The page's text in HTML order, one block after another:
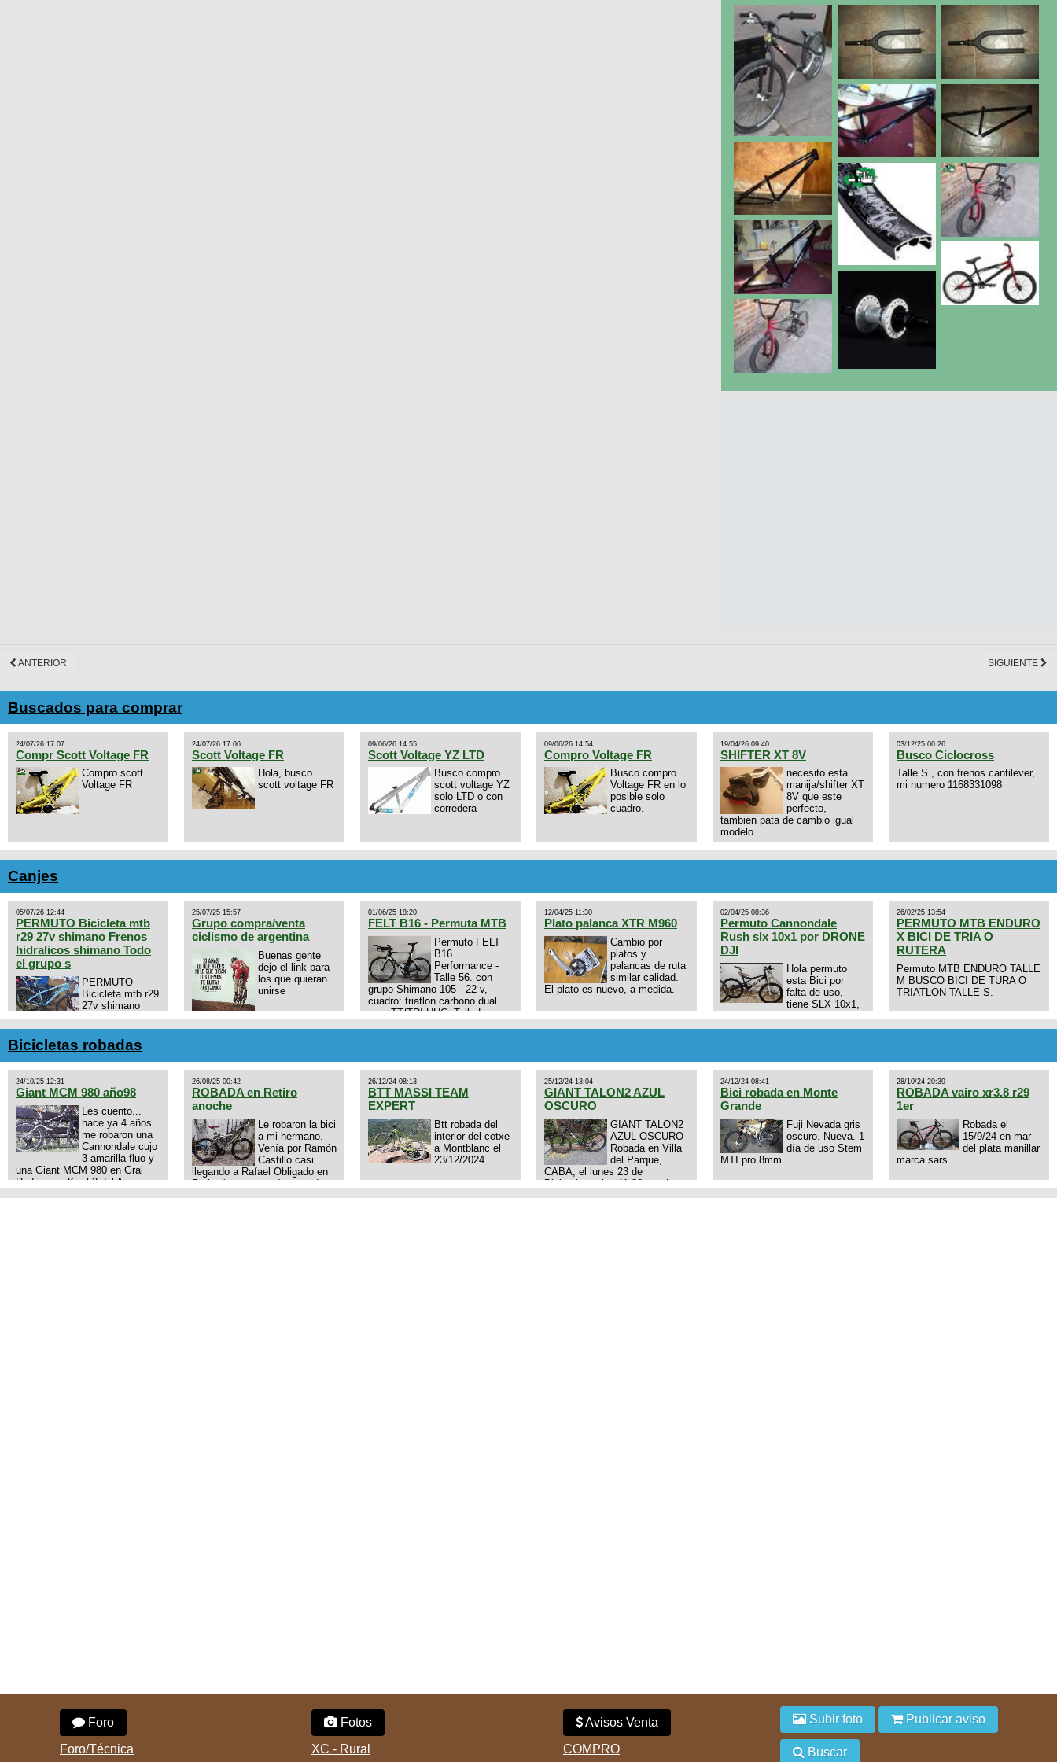
ANTERIOR SIGUIENTE
Buscados para comprar
24/07/26 17:07
Compr Scott Voltage FR
Compro scott
Voltage FR
24/07/26 17:06
Scott Voltage FR
Hola, busco
scott voltage FR
09/06/26 14:55
Scott Voltage YZ LTD
Busco compro
scott voltage YZ
solo LTD o con
corredera
09/06/26 14:54
Compro Voltage FR
Busco compro
Voltage FR en lo
posible solo
cuadro.
19/04/26 09:40
SHIFTER XT 8V
necesito esta
manija/shifter XT
8V que este
perfecto,
tambien pata de cambio igual
modelo
03/12/25 00:26
Busco Ciclocross
Talle S , con frenos cantilever,
mi numero 1168331098
Canjes
05/07/26 12:44
PERMUTO Bicicleta mtb
r29 27v shimano Frenos
hidralicos shimano Todo
el grupo s
PERMUTO
Bicicleta mtb r29
27v shimano
Frenos hidralicos
shimano Todo el grupo shimano
Talle s/m Permuto x pistera o
ruta talle s o m.
25/07/25 15:57
Grupo compra/venta
ciclismo de argentina
Buenas gente
dejo el link para
los que quieran
unirse
https://chat.whatsapp.com/E4N9zhVk9wHFFzK7T345Kn?
mode=ac_t
01/06/25 18:20
FELT B16 - Permuta MTB
Permuto FELT
B16
Performance -
Talle 56. con
grupo Shimano 105 - 22 v,
cuadro: triatlon carbono dual
aero TT/TRI UHC. Talle L.
12/04/25 11:30
Plato palanca XTR M960
Cambio por
platos y
palancas de ruta
similar calidad.
El plato es nuevo, a medida.
02/04/25 08:36
Permuto Cannondale
Rush slx 10x1 por DRONE
DJI
Hola permuto
esta Bici por
falta de uso,
tiene SLX 10x1,
Axon tope de gama con
drone de la marca Dji, les dejo
3434568861 saludos
26/02/25 13:54
PERMUTO MTB ENDURO
X BICI DE TRIA O
RUTERA
Permuto MTB ENDURO TALLE
M BUSCO BICI DE TURA O
TRIATLON TALLE S.
Bicicletas robadas
24/10/25 12:31
Giant MCM 980 año98
Les cuento...
hace ya 4 años
me robaron una
Cannondale cujo
3 amarilla fluo y
una Giant MCM 980 en Gral
Rodriguez. Km 53 del Acceso
26/08/25 00:42
ROBADA en Retiro
anoche
Le robaron la bici
a mi hermano.
Venía por Ramón
Castillo casi
llegando a Rafael Obligado en
Retiro (zona puerto) a eso de
26/12/24 08:13
BTT MASSI TEAM
EXPERT
Btt robada del
interior del cotxe
a Montblanc el
23/12/2024
25/12/24 13:04
GIANT TALON2 AZUL
OSCURO
GIANT TALON2
AZUL OSCURO
Robada en Villa
del Parque,
CABA, el lunes 23 de
Diciembre a las 11:38 am, hay
24/12/24 08:41
Bici robada en Monte
Grande
Fuji Nevada gris
oscuro. Nueva. 1
día de uso Stem
MTI pro 8mm
28/10/24 20:39
ROBADA vairo xr3.8 r29
1er
Robada el
15/9/24 en mar
del plata manillar
marca sars
Foro
Foro/Técnica
Fotos
XC - Rural
Avisos Venta
COMPRO
Subir foto Publicar aviso
Buscar